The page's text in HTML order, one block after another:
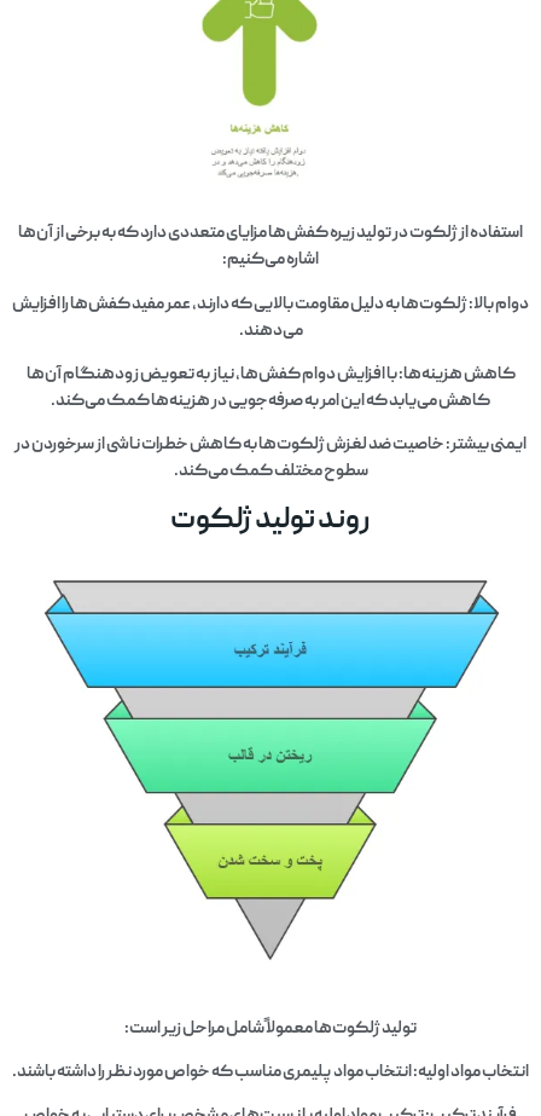
از ژلکوت در تولید زیره کفش‌ها مزایای متعددی دارد که به برخی از آن‌ها
اشاره می‌کنیم:
بالا: ژلکوت‌ها به دلیل مقاومت بالایی که دارند، عمر مفید کفش‌ها را افزایش
می‌دهند.
هزینه‌ها: با افزایش دوام کفش‌ها، نیاز به تعویض زودهنگام آن‌ها
کاهش می‌یابد که این امر به صرفه‌جویی در هزینه‌ها کمک می‌کند.
بیشتر: خاصیت ضد لغزش ژلکوت‌ها به کاهش خطرات ناشی از سرخوردن در
سطوح مختلف کمک می‌کند.
روند تولید ژلکوت
تولید ژلکوت‌ها معمولاً شامل مراحل زیر است:
مواد اولیه: انتخاب مواد پلیمری مناسب که خواص مورد نظر را داشته باشند.